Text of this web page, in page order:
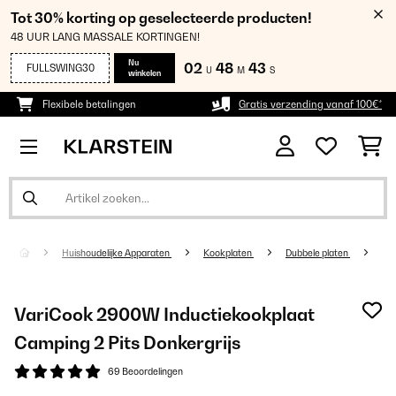
Tot 30% korting op geselecteerde producten!
48 UUR LANG MASSALE KORTINGEN!
FULLSWING30
Nu
winkelen
02 U 48 M 42 S
Flexibele betalingen Gratis verzending vanaf 100€*
Huishoudelijke Apparaten Kookplaten Dubbele platen
VariCook 2900W Inductiekookplaat
Camping 2 Pits Donkergrijs
69 Beoordelingen